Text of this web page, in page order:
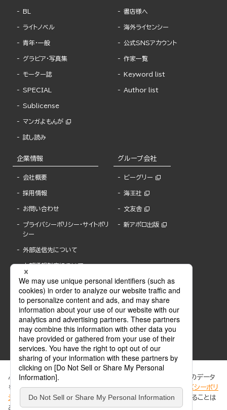
BL
ライトノベル
青年・一般
グラビア・写真集
モーター誌
SPECIAL
Sublicense
マンガよもんが
試し読み
書店様へ
海外ライセンシー
公式SNSアカウント
作家一覧
Keyword list
Author list
企業情報
会社概要
採用情報
お問い合わせ
プライバシーポリシー・サイトポリ
シー
外部送信先について
内部通報制度について
グループ会社
ビーグリー
海王社
文友舎
新アポロ出版
ABJマークは、この電子書店・電子書籍配信サービスが、著作権者からコンテンツ使用許諾を
ぶんか社が運営するサイトでは、利便性向上のためにCookie等のデータ
を使用しています。 当社のCookieについての詳細は、「プライバシーポリ
シー
」をご覧ください。当サイトでは、訪問者の個人情報を追跡することは
ありません。